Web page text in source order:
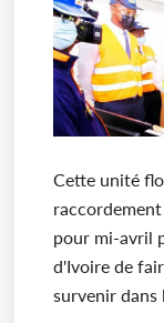
Cette unité
pour mi-avril
d'Ivoire de
survenir dans